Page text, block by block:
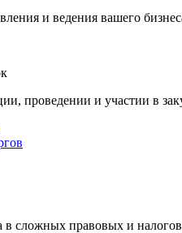
и ведения вашего
проведении и участии в
в сложных правовых и